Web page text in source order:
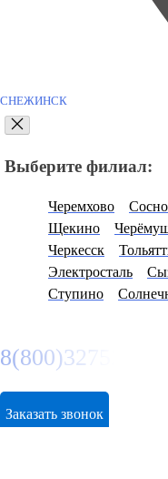
СНЕЖИНСК
Выберите филиал:
Черемхово
Щекино
Черкесск
Электросталь
Ступино
8(800)3275280
Заказать звонок